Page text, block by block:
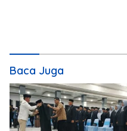
Baca Juga